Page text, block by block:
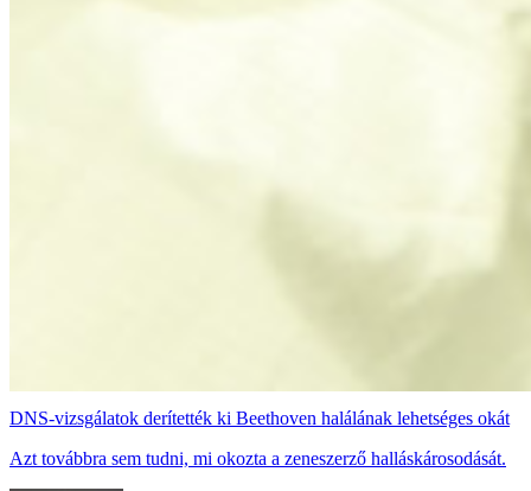
DNS-vizsgálatok derítették ki Beethoven halálának lehetséges okát
Azt továbbra sem tudni, mi okozta a zeneszerző halláskárosodását.